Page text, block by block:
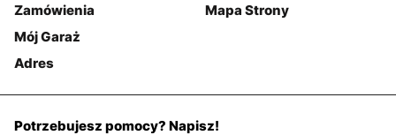
Zamówienia
Mój Garaż
Adres
Mapa Strony
Potrzebujesz pomocy? Napisz!